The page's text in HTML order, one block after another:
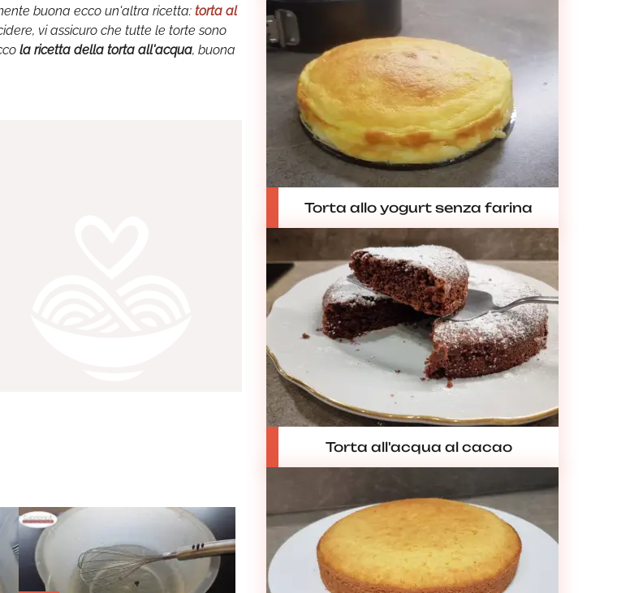
buona ecco un'altra ricetta: torta al
vi assicuro che tutte le torte sono
la ricetta della torta all'acqua, buona
Torta allo yogurt senza farina
Torta all'acqua al cacao